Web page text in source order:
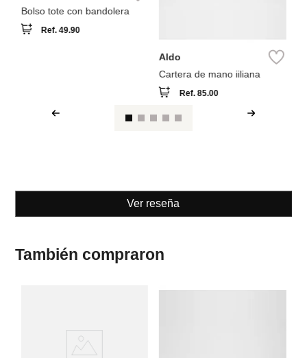
Bolso tote con bandolera
Ref.49.90
Aldo
Cartera de mano iiliana
Ref.85.00
Ver reseña
También compraron